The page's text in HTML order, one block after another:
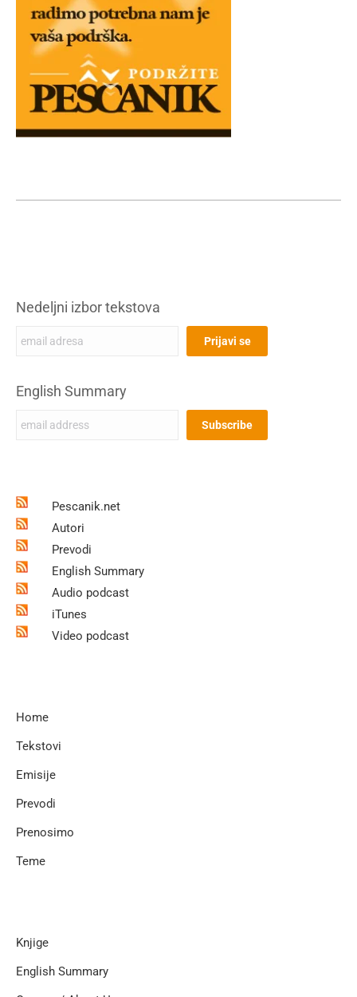
Nedeljni izbor tekstova
English Summary
Pescanik.net
Autori
Prevodi
English Summary
Audio podcast
iTunes
Video podcast
Home
Tekstovi
Emisije
Prevodi
Prenosimo
Teme
Knjige
English Summary